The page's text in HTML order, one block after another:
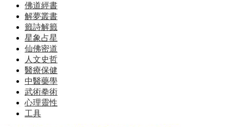
佛道經書
解夢叢書
籤詩解籤
星象占星
仙佛密道
人文史哲
醫療保健
中醫藥學
武術拳術
心理靈性
工具